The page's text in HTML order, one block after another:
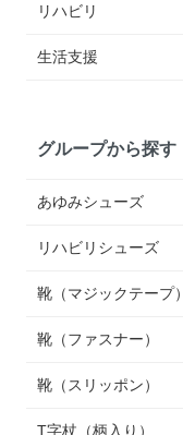
リハビリ
生活支援
グループから探す
あゆみシューズ
リハビリシューズ
靴（マジックテープ）
靴（ファスナー）
靴（スリッポン）
T字杖（柄入り）